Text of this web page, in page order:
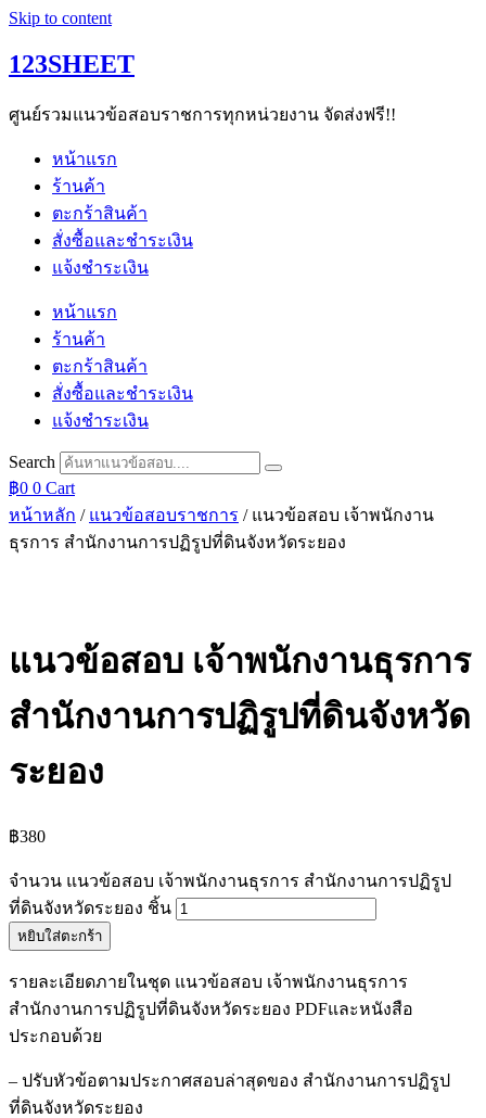
Skip to content
123SHEET
ศูนย์รวมแนวข้อสอบราชการทุกหน่วยงาน จัดส่งฟรี!!
หน้าแรก
ร้านค้า
ตะกร้าสินค้า
สั่งซื้อและชำระเงิน
แจ้งชำระเงิน
หน้าแรก
ร้านค้า
ตะกร้าสินค้า
สั่งซื้อและชำระเงิน
แจ้งชำระเงิน
Search
฿0 0 Cart
หน้าหลัก / แนวข้อสอบราชการ / แนวข้อสอบ เจ้าพนักงาน
ธุรการ สำนักงานการปฏิรูปที่ดินจังหวัดระยอง
แนวข้อสอบ เจ้าพนักงานธุรการ
สำนักงานการปฏิรูปที่ดินจังหวัด
ระยอง
฿380
จำนวน แนวข้อสอบ เจ้าพนักงานธุรการ สำนักงานการปฏิรูป
ที่ดินจังหวัดระยอง ชิ้น
หยิบใส่ตะกร้า
รายละเอียดภายในชุด แนวข้อสอบ เจ้าพนักงานธุรการ
สำนักงานการปฏิรูปที่ดินจังหวัดระยอง PDFและหนังสือ
ประกอบด้วย
– ปรับหัวข้อตามประกาศสอบล่าสุดของ สำนักงานการปฏิรูป
ที่ดินจังหวัดระยอง